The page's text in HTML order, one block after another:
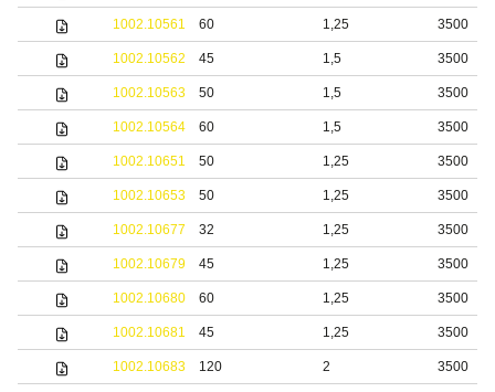
1002.10561 60 1,25 3500
1002.10562 45 1,5 3500
1002.10563 50 1,5 3500
1002.10564 60 1,5 3500
1002.10651 50 1,25 3500
1002.10653 50 1,25 3500
1002.10677 32 1,25 3500
1002.10679 45 1,25 3500
1002.10680 60 1,25 3500
1002.10681 45 1,25 3500
1002.10683 120 2 3500